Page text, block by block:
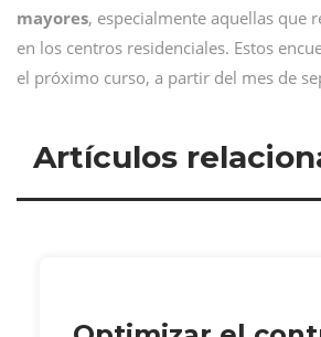
mayores, especialmente aquellas que
en los centros residenciales. Estos
el próximo curso, a partir del mes de
Artículos